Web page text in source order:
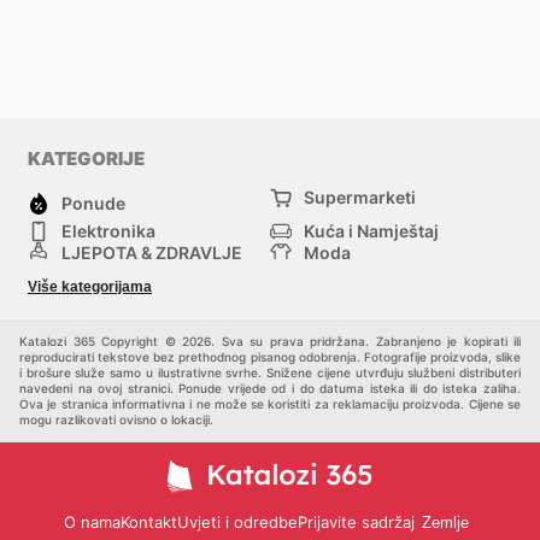
KATEGORIJE
Ponude
Supermarketi
Elektronika
Kuća i Namještaj
LJEPOTA & ZDRAVLJE
Moda
Bebe i djeca
Više kategorijama
Katalozi 365 Copyright © 2026. Sva su prava pridržana. Zabranjeno je kopirati ili
reproducirati tekstove bez prethodnog pisanog odobrenja. Fotografije proizvoda, slike
i brošure služe samo u ilustrativne svrhe. Snižene cijene utvrđuju službeni distributeri
navedeni na ovoj stranici. Ponude vrijede od i do datuma isteka ili do isteka zaliha.
Ova je stranica informativna i ne može se koristiti za reklamaciju proizvoda. Cijene se
mogu razlikovati ovisno o lokaciji.
O namaKontaktUvjeti i odredbePrijavite sadržaj Zemlje